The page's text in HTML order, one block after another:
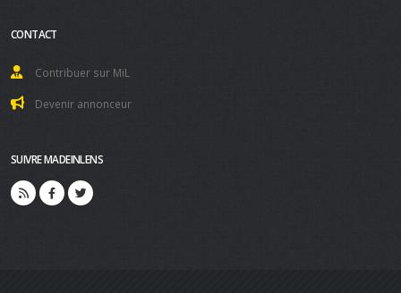
CONTACT
Contribuer sur MiL
Devenir annonceur
SUIVRE MADEINLENS